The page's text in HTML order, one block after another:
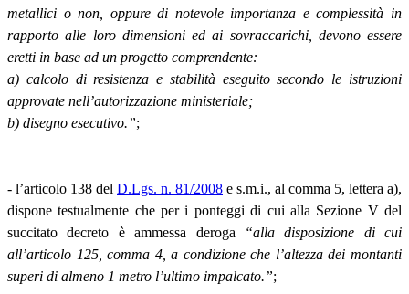
metallici o non, oppure di notevole importanza e complessità in
rapporto alle loro dimensioni ed ai sovraccarichi, devono essere
eretti in base ad un progetto comprendente:
a) calcolo di resistenza e stabilità eseguito secondo le istruzioni
approvate nell’autorizzazione ministeriale;
b) disegno esecutivo.”;
- l’articolo 138 del D.Lgs. n. 81/2008 e s.m.i., al comma 5, lettera a),
dispone testualmente che per i ponteggi di cui alla Sezione V del
succitato decreto è ammessa deroga
“alla disposizione di cui
all’articolo 125, comma 4, a condizione che l’altezza dei montanti
superi di almeno 1 metro l’ultimo impalcato.”;